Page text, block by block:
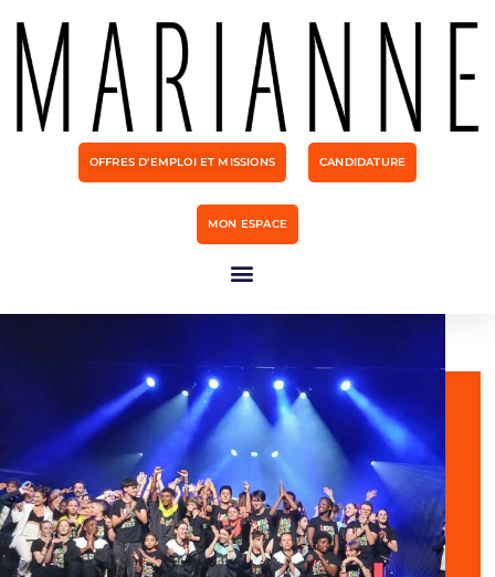
OFFRES D'EMPLOI ET MISSIONS CANDIDATURE
MON ESPACE